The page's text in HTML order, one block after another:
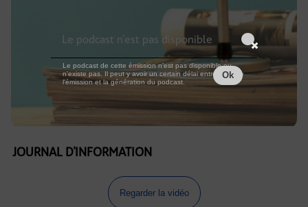
JOURNAL D'INFORMATION
Regarder la vidéo
Le podcast n'est pas disponible
Le podcast de cette émission n'est pas disponible ou
n'existe pas. Il peut y avoir un certain délai entre la fin de
l'émission et la génération du podcast.
Ok